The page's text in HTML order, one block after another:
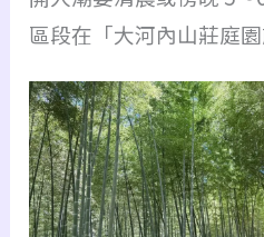
區段在「大河內山莊庭